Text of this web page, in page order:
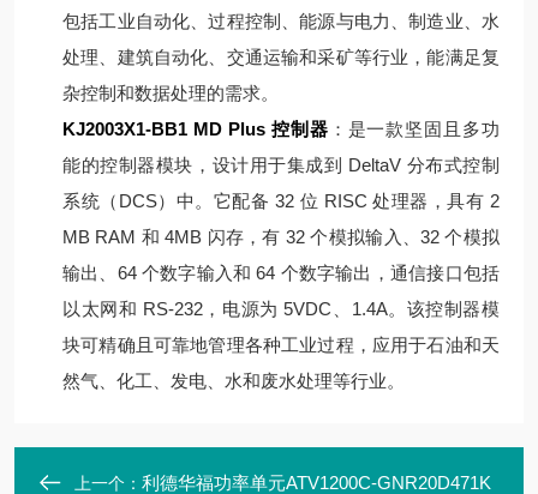
包括工业自动化、过程控制、能源与电力、制造业、水
处理、建筑自动化、交通运输和采矿等行业，能满足复
杂控制和数据处理的需求。
KJ2003X1-BB1 MD Plus 控制器 ：是一款坚固且多功
能的控制器模块，设计用于集成到 DeltaV 分布式控制
系统（DCS）中。它配备 32 位 RISC 处理器，具有 2
MB RAM 和 4MB 闪存，有 32 个模拟输入、32 个模拟
输出、64 个数字输入和 64 个数字输出，通信接口包括
以太网和 RS-232，电源为 5VDC、1.4A。该控制器模
块可精确且可靠地管理各种工业过程，应用于石油和天
然气、化工、发电、水和废水处理等行业。
上一个： 利德华福功率单元ATV1200C-GNR20D471K